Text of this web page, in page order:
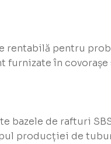
rentabilă pentru
furnizate în
bazele de rafturi
producției de